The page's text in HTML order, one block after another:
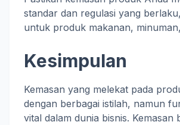
standar dan regulasi yang
untuk produk makanan,
Kesimpulan
Kemasan yang melekat pada
dengan berbagai istilah, namun
vital dalam dunia bisnis. Kemasan